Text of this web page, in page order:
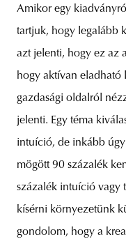
Amikor egy
tartjuk, hogy legalább
azt jelenti, hogy ez az
hogy aktívan eladható
gazdasági oldalról
jelenti. Egy téma
intuíció, de inkább
mögött 90 százalék
százalék intuíció vagy
kísérni környezetünk
gondolom, hogy a